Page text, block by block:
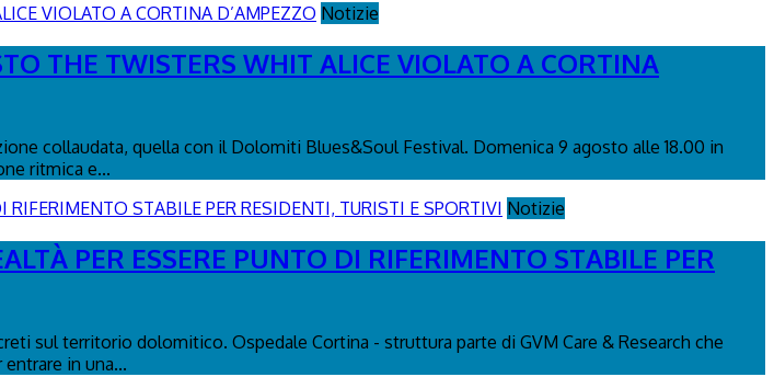
Notizie
THE TWISTERS WHIT ALICE VIOLATO A CORTINA
collaudata, quella con il Dolomiti Blues&Soul Festival. Domenica 9 agosto alle 18.00 in
ritmica e...
Notizie
PER ESSERE PUNTO DI RIFERIMENTO STABILE PER
sul territorio dolomitico. Ospedale Cortina - struttura parte di GVM Care & Research che
in una...